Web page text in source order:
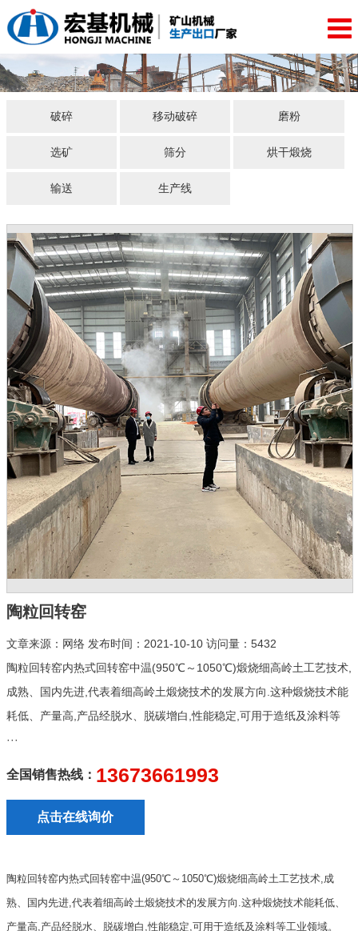
破碎 移动破碎 磨粉
选矿 筛分 烘干煅烧
输送 生产线
陶粒回转窑
文章来源：网络 发布时间：2021-10-10 访问量：5432
陶粒回转窑内热式回转窑中温(950℃～1050℃)煅烧细高岭土工艺技术,
成熟、国内先进,代表着细高岭土煅烧技术的发展方向.这种煅烧技术能
耗低、产量高,产品经脱水、脱碳增白,性能稳定,可用于造纸及涂料等
···
全国销售热线： 13673661993
点击在线询价
陶粒回转窑内热式回转窑中温(950℃～1050℃)煅烧细高岭土工艺技术,成
熟、国内先进,代表着细高岭土煅烧技术的发展方向.这种煅烧技术能耗低、
产量高,产品经脱水、脱碳增白,性能稳定,可用于造纸及涂料等工业领域。